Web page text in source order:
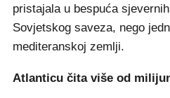
pristajala u bespuća
Sovjetskog saveza, nego
mediteranskoj zemlji.
Atlanticu čita više od